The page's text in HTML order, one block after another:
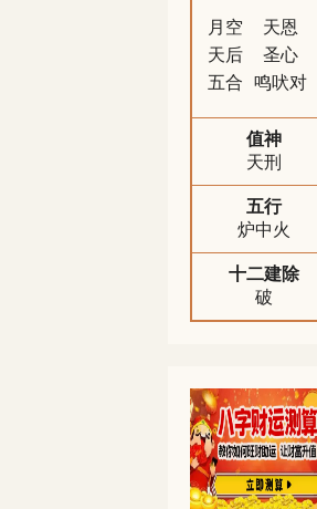
月空
天恩
天后
圣心
五合
鸣吠对
值神
天刑
五行
炉中火
十二建除
破